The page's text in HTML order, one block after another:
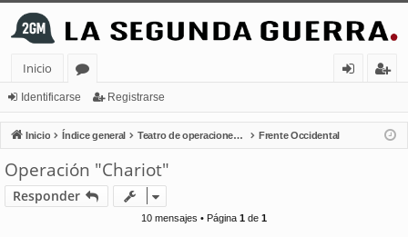
Inicio
or
os
nt
ifi
ist
ra
Identificarse Registrarse
Inicio Índice general Teatro de operaciones terrestres Frente Occidental
Operación "Chariot"
Responder
10 mensajes • Página 1 de 1